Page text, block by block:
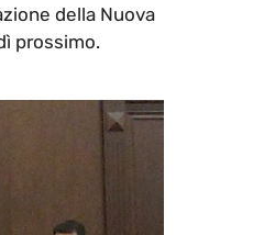
della Nuova
prossimo.